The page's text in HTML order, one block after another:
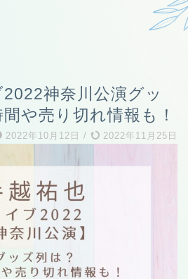
神奈川公演グッ
や売り切れ情報も！
2022年10月12日 / 2022年11月25日